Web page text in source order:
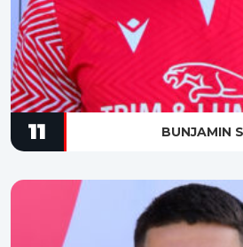
11 BUNJAMIN